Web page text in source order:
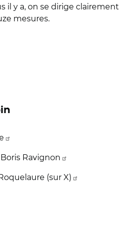
il y a, on se dirige clairement
mesures.
Ravignon
(sur X)